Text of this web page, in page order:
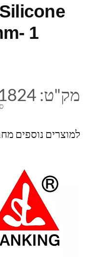
1
מק"ט:
למוצרים נוספים